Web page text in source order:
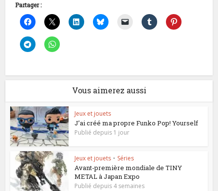
Partager :
Vous aimerez aussi
Jeux et jouets
J’ai créé ma propre Funko Pop! Yourself
Publié depuis 1 jour
Jeux et jouets • Séries
Avant-première mondiale de TINY
METAL à Japan Expo
Publié depuis 4 semaines